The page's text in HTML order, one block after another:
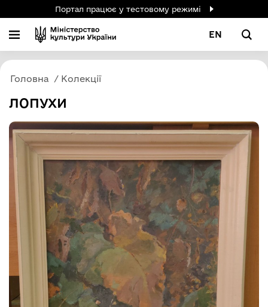
Портал працює у тестовому режимі
EN
Головна Колекції
ЛОПУХИ